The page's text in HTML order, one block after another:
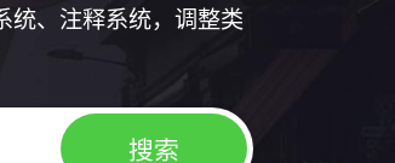
统、注释系统，调整类